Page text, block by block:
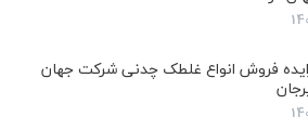
فروش انواع غلطک چدنی شرکت جهان